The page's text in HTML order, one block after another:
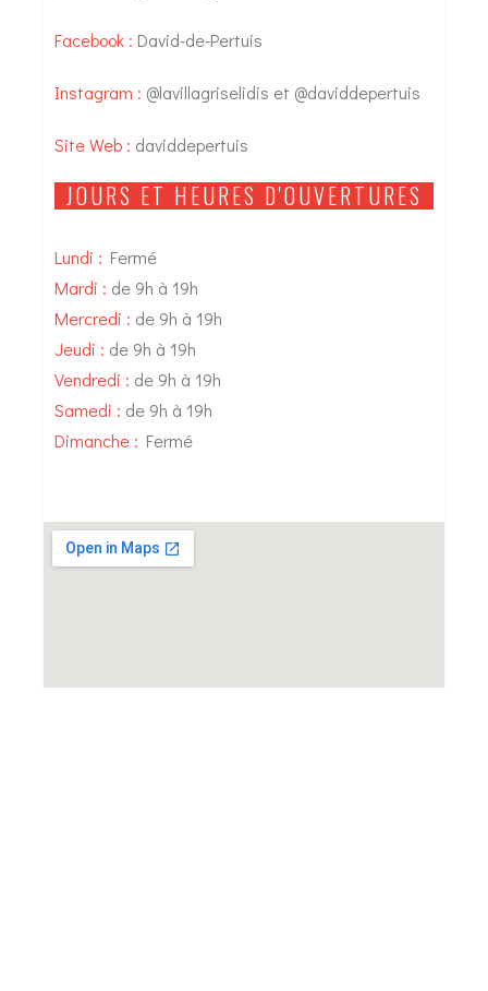
Facebook : David-de-Pertuis
Instagram : @lavillagriselidis et @daviddepertuis
Site Web : daviddepertuis
JOURS ET HEURES D'OUVERTURES
Lundi : Fermé
Mardi : de 9h à 19h
Mercredi : de 9h à 19h
Jeudi : de 9h à 19h
Vendredi : de 9h à 19h
Samedi : de 9h à 19h
Dimanche : Fermé